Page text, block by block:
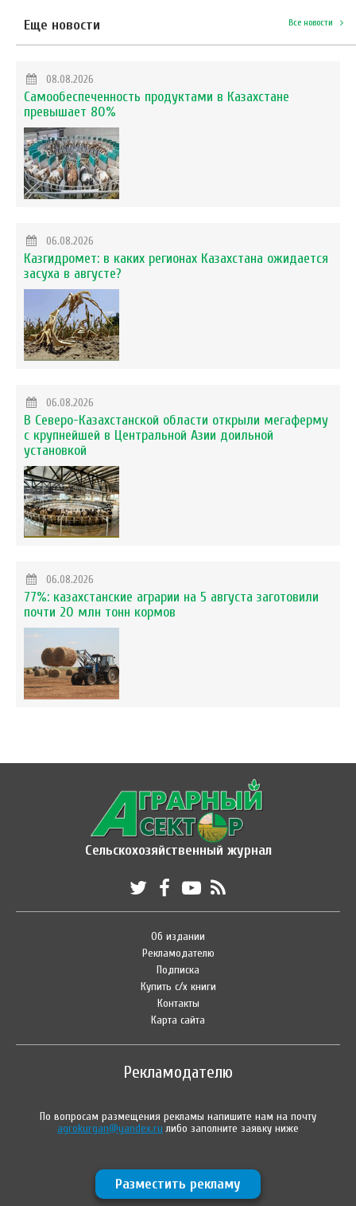
Еще новости Все новости
08.08.2026
Самообеспеченность продуктами в Казахстане
превышает 80%
06.08.2026
Казгидромет: в каких регионах Казахстана ожидается
засуха в августе?
06.08.2026
В Северо-Казахстанской области открыли мегаферму
с крупнейшей в Центральной Азии доильной
установкой
06.08.2026
77%: казахстанские аграрии на 5 августа заготовили
почти 20 млн тонн кормов
Сельскохозяйственный журнал
Об издании
Рекламодателю
Подписка
Купить с/х книги
Контакты
Карта сайта
Рекламодателю
По вопросам размещения рекламы напишите нам на почту
agrokurgan@yandex.ru либо заполните заявку ниже
Разместить рекламу